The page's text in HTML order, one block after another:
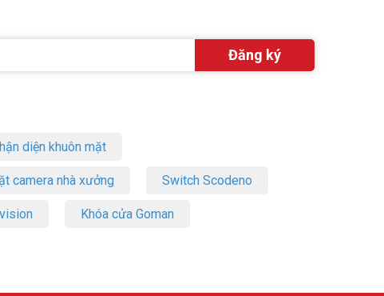
diện khuôn mặt
camera nhà xưởng Switch Scodeno
Khóa cửa Goman